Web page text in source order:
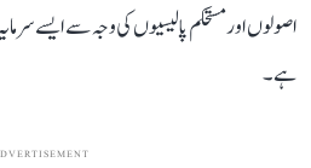
اصولوں اور مستحکم پالیسیوں کی وجہ سے ایسے
ہے۔